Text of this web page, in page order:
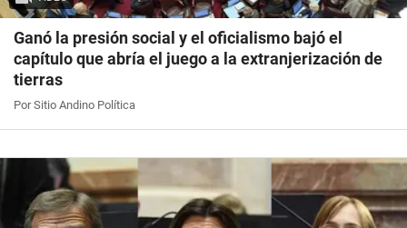
Ganó la presión social y el oficialismo bajó el
capítulo que abría el juego a la extranjerización de
tierras
Por Sitio Andino Política